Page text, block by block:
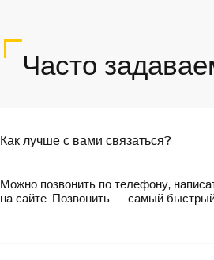
Часто
Как лучше с вами связаться?
Можно позвонить по телефону,
на сайте. Позвонить — самый